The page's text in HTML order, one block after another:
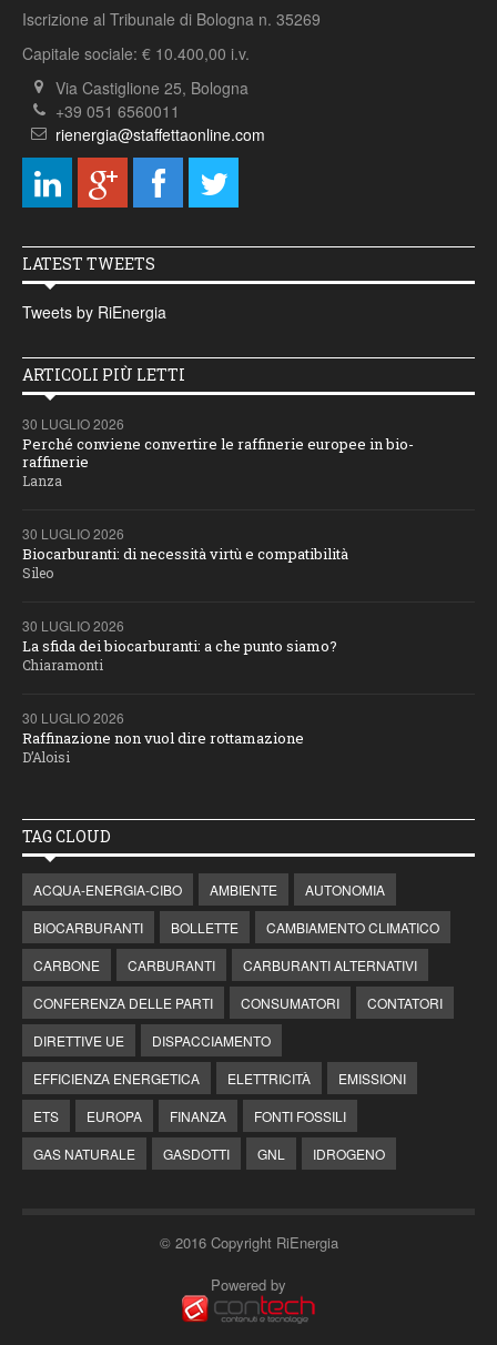
Iscrizione al Tribunale di Bologna n. 35269
Capitale sociale: € 10.400,00 i.v.
Via Castiglione 25, Bologna
+39 051 6560011
rienergia@staffettaonline.com
LATEST TWEETS
Tweets by RiEnergia
ARTICOLI PIÙ LETTI
30 LUGLIO 2026
Perché conviene convertire le raffinerie europee in bio-
raffinerie
Lanza
30 LUGLIO 2026
Biocarburanti: di necessità virtù e compatibilità
Sileo
30 LUGLIO 2026
La sfida dei biocarburanti: a che punto siamo?
Chiaramonti
30 LUGLIO 2026
Raffinazione non vuol dire rottamazione
D’Aloisi
TAG CLOUD
ACQUA-ENERGIA-CIBO AMBIENTE
AUTONOMIA
BIOCARBURANTI
BOLLETTE
CAMBIAMENTO CLIMATICO
CARBONE
CARBURANTI
CARBURANTI ALTERNATIVI
CONFERENZA DELLE PARTI
CONSUMATORI
CONTATORI
DIRETTIVE UE
DISPACCIAMENTO
EFFICIENZA ENERGETICA
ELETTRICITÀ
EMISSIONI
ETS
EUROPA FINANZA
FONTI FOSSILI
GAS NATURALE
GASDOTTI GNL IDROGENO
© 2016 Copyright RiEnergia
Powered by